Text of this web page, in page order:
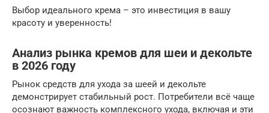
Выбор идеального крема – это инвестиция в вашу
красоту и уверенность!
Анализ рынка кремов для шеи и декольте
в 2026 году
Рынок средств для ухода за шеей и декольте
демонстрирует стабильный рост. Потребители всё чаще
осознают важность комплексного ухода, включая и эти